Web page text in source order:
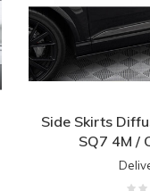
Side Skirts
SQ7 4M /